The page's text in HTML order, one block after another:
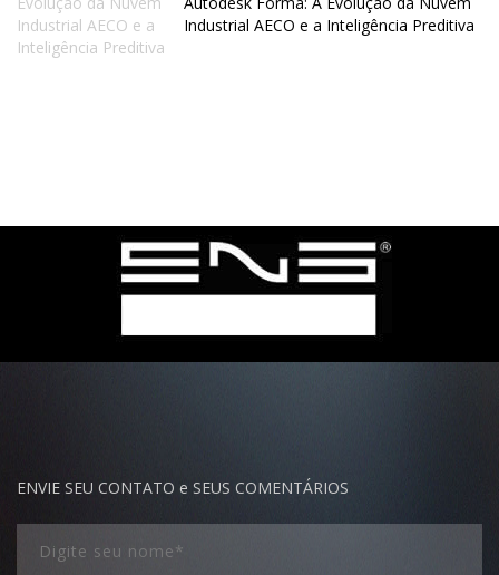
Industrial AECO e a Inteligência Preditiva
ENVIE SEU CONTATO e SEUS COMENTÁRIOS